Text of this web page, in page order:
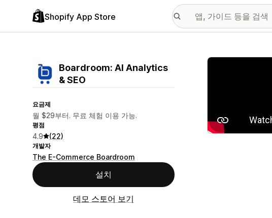
Shopify App Store
Boardroom: AI Analytics
& SEO
요금제
월 $29부터. 무료 체험 이용 가능.
평점
4.9 (22)
개발자
The E-Commerce Boardroom
설치
데모 스토어 보기
추천 이미지 갤러리